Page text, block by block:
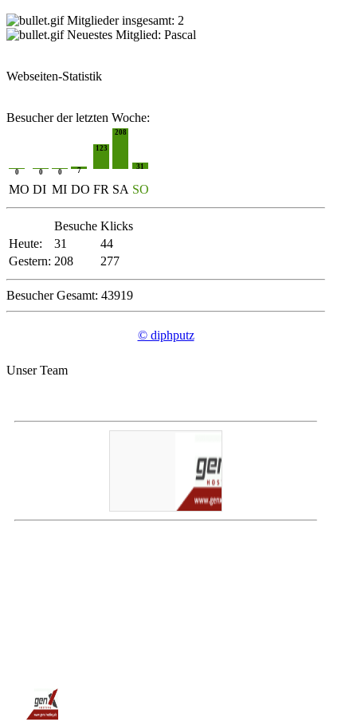
Mitglieder insgesamt: 2
Neuestes Mitglied: Pascal
Webseiten-Statistik
Besucher der letzten Woche:
0 0 0 7
123
208
31
MO DI MI DO FR SA SO
Besuche Klicks
Heute:
31
44
Gestern: 208 277
Besucher Gesamt: 43919
© diphputz
Unser Team